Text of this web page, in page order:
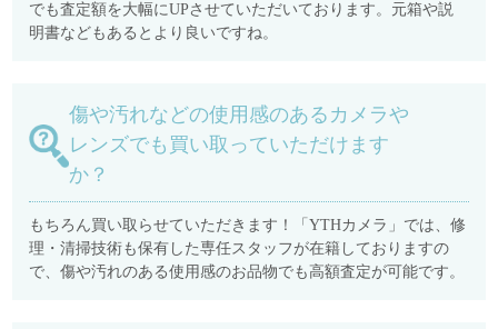
でも査定額を大幅にUPさせていただいております。元箱や説
明書などもあるとより良いですね。
傷や汚れなどの使用感のあるカメラや
レンズでも買い取っていただけます
か？
もちろん買い取らせていただきます！「YTHカメラ」では、修
理・清掃技術も保有した専任スタッフが在籍しておりますの
で、傷や汚れのある使用感のお品物でも高額査定が可能です。